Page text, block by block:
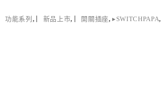
▏功能系列 , ▏新品上市, ▏開關插座,▸SWITCHPAPA,